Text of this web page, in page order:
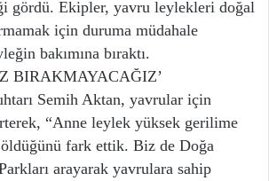
gördü. Ekipler, yavru leylekleri doğal
için duruma müdahale
bakımına bıraktı.
BIRAKMAYACAĞIZ’
Semih Aktan, yavrular için
“Anne leylek yüksek gerilime
öldüğünü fark ettik. Biz de Doğa
arayarak yavrulara sahip